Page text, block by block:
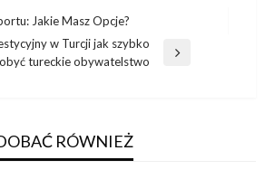
Jakie Masz Opcje?
w Turcji jak szybko
tureckie obywatelstwo
RÓWNIEŻ